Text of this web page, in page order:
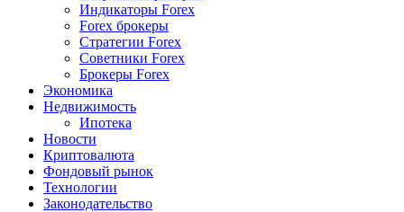
Индикаторы Forex
Forex брокеры
Стратегии Forex
Советники Forex
Брокеры Forex
Экономика
Недвижимость
Ипотека
Новости
Криптовалюта
Фондовый рынок
Технологии
Законодательство